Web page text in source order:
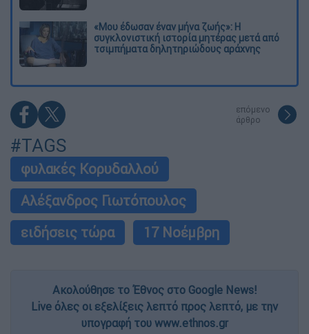
«Μου έδωσαν έναν μήνα ζωής»: Η
συγκλονιστική ιστορία μητέρας μετά από
τσιμπήματα δηλητηριώδους αράχνης
επόμενο
άρθρο
#TAGS
φυλακές Κορυδαλλού
Αλέξανδρος Γιωτόπουλος
ειδήσεις τώρα
17 Νοέμβρη
Ακολούθησε το Έθνος στο Google News!
Live όλες οι εξελίξεις λεπτό προς λεπτό, με την
υπογραφή του www.ethnos.gr